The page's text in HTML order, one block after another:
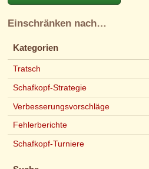
Einschränken nach…
Kategorien
Tratsch
Schafkopf-Strategie
Verbesserungsvorschläge
Fehlerberichte
Schafkopf-Turniere